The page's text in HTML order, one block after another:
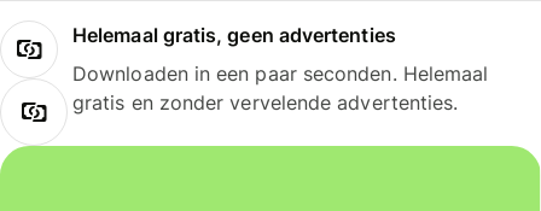
Helemaal gratis, geen advertenties
Downloaden in een paar seconden. Helemaal
gratis en zonder vervelende advertenties.